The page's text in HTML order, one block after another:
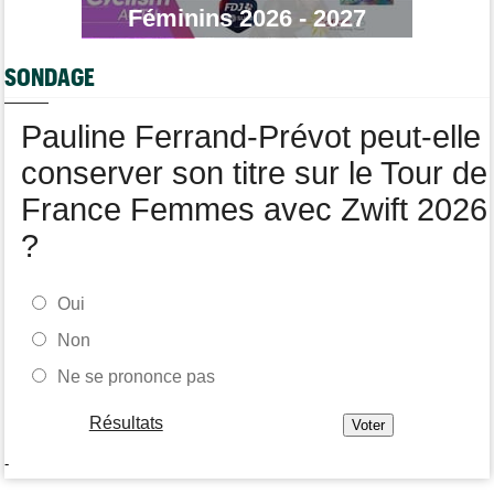
Tour de France Femmes
Kim Le Court remporte la 6e étape ! Cédrine Kerbaol 2e
Une portion de la 7e étape sera interdite au public
Bart Lemmen fait coup double sur la 4e étape, UAE déçoit !
Féminins 2026 - 2027
SONDAGE
Pauline Ferrand-Prévot peut-elle
conserver son titre sur le Tour de
France Femmes avec Zwift 2026
?
Oui
Non
Ne se prononce pas
Résultats
-